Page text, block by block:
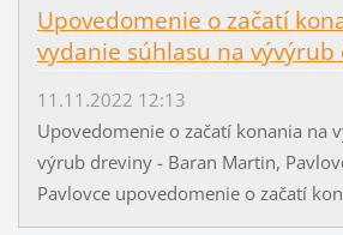
Upovedomenie o začatí
vydanie súhlasu na vývýrub
11.11.2022 12:13
Upovedomenie o začatí konania na
výrub dreviny - Baran Martin,
Pavlovce upovedomenie o začatí